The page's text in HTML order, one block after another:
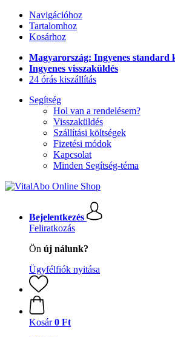
Navigációhoz
Tartalomhoz
Kosárhoz
Magyarország: Ingyenes standard
Ingyenes visszaküldés
24 órás kiszállítás
Segítség
Hol van a rendelésem?
Visszaküldés
Szállítási költségek
Fizetési módok
Kapcsolat
Minden Segítség-téma
Bejelentkezés
Feliratkozás
Ön új nálunk?
Ügyfélfiók nyitása
Kosár 0 Ft